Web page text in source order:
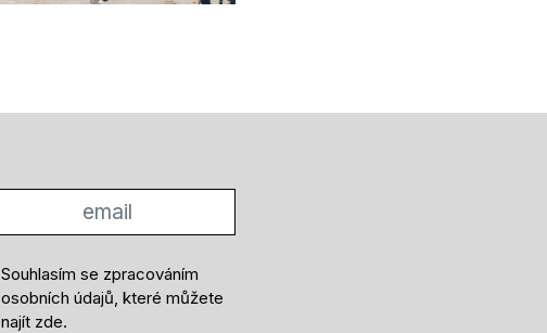
Souhlasím se zpracováním
osobních údajů, které můžete
najít zde.